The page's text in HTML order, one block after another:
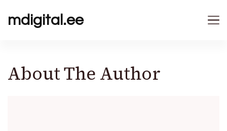
mdigital.ee
About The Author